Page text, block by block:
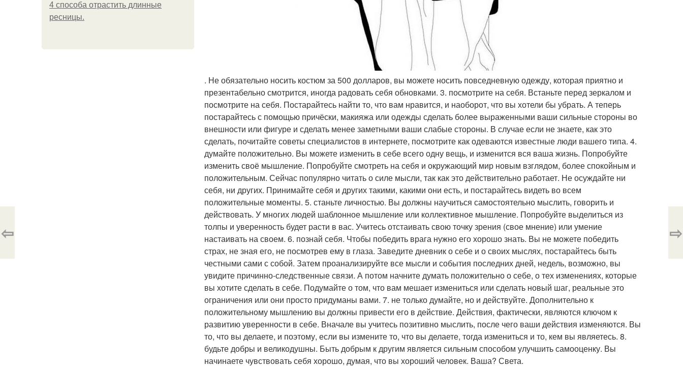
4 способа отрастить длинные
ресницы.
. Не обязательно носить костюм за 500 долларов, вы можете носить повседневную одежду, которая приятно и
презентабельно смотрится, иногда радовать себя обновками. 3. посмотрите на себя. Встаньте перед зеркалом и
посмотрите на себя. Постарайтесь найти то, что вам нравится, и наоборот, что вы хотели бы убрать. А теперь
постарайтесь с помощью причёски, макияжа или одежды сделать более выраженными ваши сильные стороны во
внешности или фигуре и сделать менее заметными ваши слабые стороны. В случае если не знаете, как это
сделать, почитайте советы специалистов в интернете, посмотрите как одеваются известные люди вашего типа. 4.
думайте положительно. Вы можете изменить в себе всего одну вещь, и изменится вся ваша жизнь. Попробуйте
изменить своё мышление. Попробуйте смотреть на себя и окружающий мир новым взглядом, более спокойным и
положительным. Сейчас популярно читать о силе мысли, так как это действительно работает. Не осуждайте ни
себя, ни других. Принимайте себя и других такими, какими они есть, и постарайтесь видеть во всем
положительные моменты. 5. станьте личностью. Вы должны научиться самостоятельно мыслить, говорить и
действовать. У многих людей шаблонное мышление или коллективное мышление. Попробуйте выделиться из
толпы и уверенность будет расти в вас. Учитесь отстаивать свою точку зрения (свое мнение) или умение
настаивать на своем. 6. познай себя. Чтобы победить врага нужно его хорошо знать. Вы не можете победить
страх, не зная его, не посмотрев ему в глаза. Заведите дневник о себе и о своих мыслях, постарайтесь быть
честными сами с собой. Затем проанализируйте все мысли и события последних дней, недель, возможно, вы
увидите причинно-следственные связи. А потом начните думать положительно о себе, о тех изменениях, которые
вы хотите сделать в себе. Подумайте о том, что вам мешает измениться или сделать новый шаг, реальные это
ограничения или они просто придуманы вами. 7. не только думайте, но и действуйте. Дополнительно к
положительному мышлению вы должны привести его в действие. Действия, фактически, являются ключом к
развитию уверенности в себе. Вначале вы учитесь позитивно мыслить, после чего ваши действия изменяются. Вы
то, что вы делаете, и поэтому, если вы измените то, что вы делаете, тогда измениться и то, кем вы являетесь. 8.
будьте добры и великодушны. Быть добрым к другим является сильным способом улучшить самооценку. Вы
начинаете чувствовать себя хорошо, думая, что вы хороший человек. Ваша? Света.
⇦ ⇨